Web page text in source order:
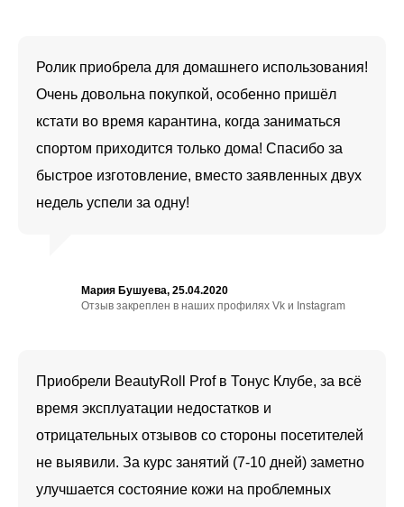
Ролик приобрела для домашнего использования!
Очень довольна покупкой, особенно пришёл
кстати во время карантина, когда заниматься
спортом приходится только дома! Спасибо за
быстрое изготовление, вместо заявленных двух
недель успели за одну!
Мария Бушуева, 25.04.2020
Отзыв закреплен в наших профилях Vk и Instagram
Приобрели BeautyRoll Prof в Тонус Клубе, за всё
время эксплуатации недостатков и
отрицательных отзывов со стороны посетителей
не выявили. За курс занятий (7-10 дней) заметно
улучшается состояние кожи на проблемных